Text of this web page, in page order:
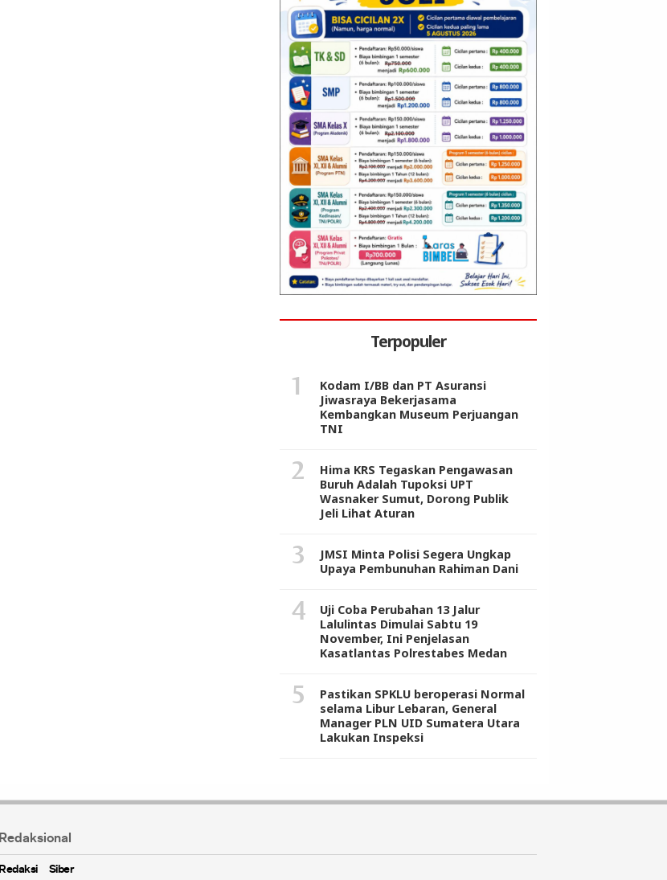
Terpopuler
Kodam I/BB dan PT Asuransi
Jiwasraya Bekerjasama
Kembangkan Museum Perjuangan
TNI
Hima KRS Tegaskan Pengawasan
Buruh Adalah Tupoksi UPT
Wasnaker Sumut, Dorong Publik
Jeli Lihat Aturan
JMSI Minta Polisi Segera Ungkap
Upaya Pembunuhan Rahiman Dani
Uji Coba Perubahan 13 Jalur
Lalulintas Dimulai Sabtu 19
November, Ini Penjelasan
Kasatlantas Polrestabes Medan
Pastikan SPKLU beroperasi Normal
selama Libur Lebaran, General
Manager PLN UID Sumatera Utara
Lakukan Inspeksi
Redaksional
Redaksi Siber